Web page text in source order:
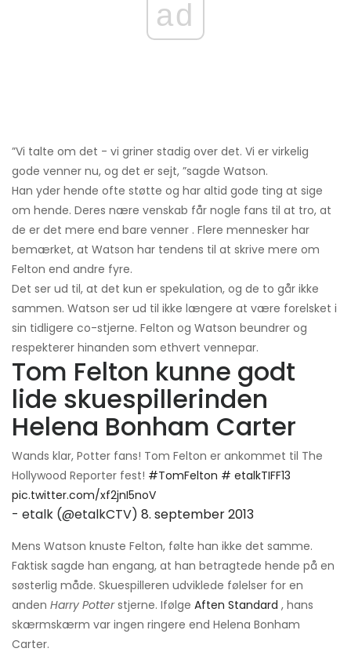
ad
”Vi talte om det - vi griner stadig over det. Vi er virkelig
gode venner nu, og det er sejt, ”sagde Watson.
Han yder hende ofte støtte og har altid gode ting at sige
om hende. Deres nære venskab får nogle fans til at tro, at
de er det mere end bare venner . Flere mennesker har
bemærket, at Watson har tendens til at skrive mere om
Felton end andre fyre.
Det ser ud til, at det kun er spekulation, og de to går ikke
sammen. Watson ser ud til ikke længere at være forelsket i
sin tidligere co-stjerne. Felton og Watson beundrer og
respekterer hinanden som ethvert vennepar.
Tom Felton kunne godt
lide skuespillerinden
Helena Bonham Carter
Wands klar, Potter fans! Tom Felton er ankommet til The
Hollywood Reporter fest! #TomFelton # etalkTIFF13
pic.twitter.com/xf2jnI5noV
- etalk (@etalkCTV) 8. september 2013
Mens Watson knuste Felton, følte han ikke det samme.
Faktisk sagde han engang, at han betragtede hende på en
søsterlig måde. Skuespilleren udviklede følelser for en
anden Harry Potterstjerne. Ifølge Aften Standard , hans
skærmskærm var ingen ringere end Helena Bonham
Carter.